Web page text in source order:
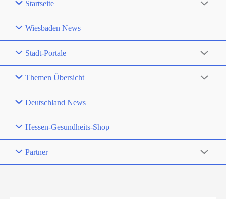
Startseite
Wiesbaden News
Stadt-Portale
Themen Übersicht
Deutschland News
Hessen-Gesundheits-Shop
Partner